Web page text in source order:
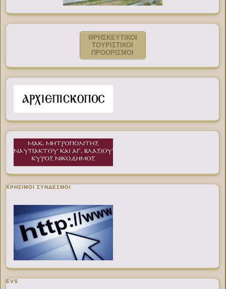
ΘΡΗΣΚΕΥΤΙΚΟΙ
ΤΟΥΡΙΣΤΙΚΟΙ
ΠΡΟΟΡΙΣΜΟΙ
ΧΡΉΣΙΜΟΙ ΣΎΝΔΕΣΜΟΙ
EVS